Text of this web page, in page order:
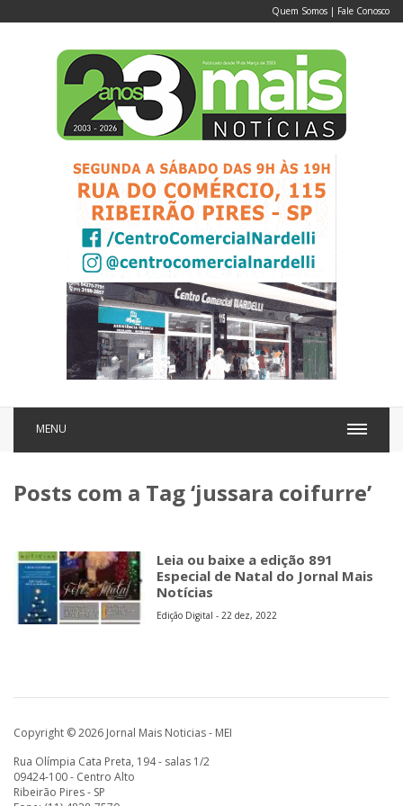
Quem Somos | Fale Conosco
MENU
Posts com a Tag ‘jussara coifurre’
Leia ou baixe a edição 891
Especial de Natal do Jornal Mais
Notícias
Edição Digital - 22 dez, 2022
Copyright © 2026 Jornal Mais Noticias - MEI
Rua Olímpia Cata Preta, 194 - salas 1/2
09424-100 - Centro Alto
Ribeirão Pires - SP